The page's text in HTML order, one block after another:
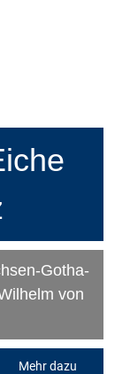
Gotha-
von
Mehr dazu